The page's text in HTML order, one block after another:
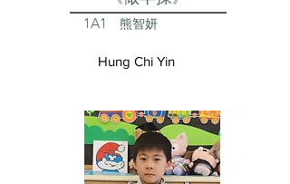
1A1 熊智妍
Hung Chi Yin